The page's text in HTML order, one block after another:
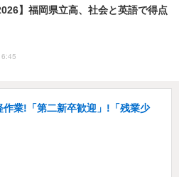
】福岡県立高、社会と英語で得点
作業!「第二新卒歓迎」!「残業少